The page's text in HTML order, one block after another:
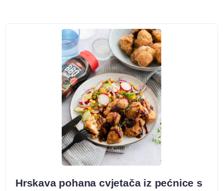
Hrskava pohana cvjetača iz pećnice s